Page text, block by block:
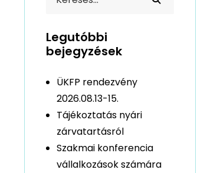
Legutóbbi
bejegyzések
ÜKFP rendezvény
2026.08.13-15.
Tájékoztatás nyári
zárvatartásról
Szakmai konferencia
vállalkozások számára